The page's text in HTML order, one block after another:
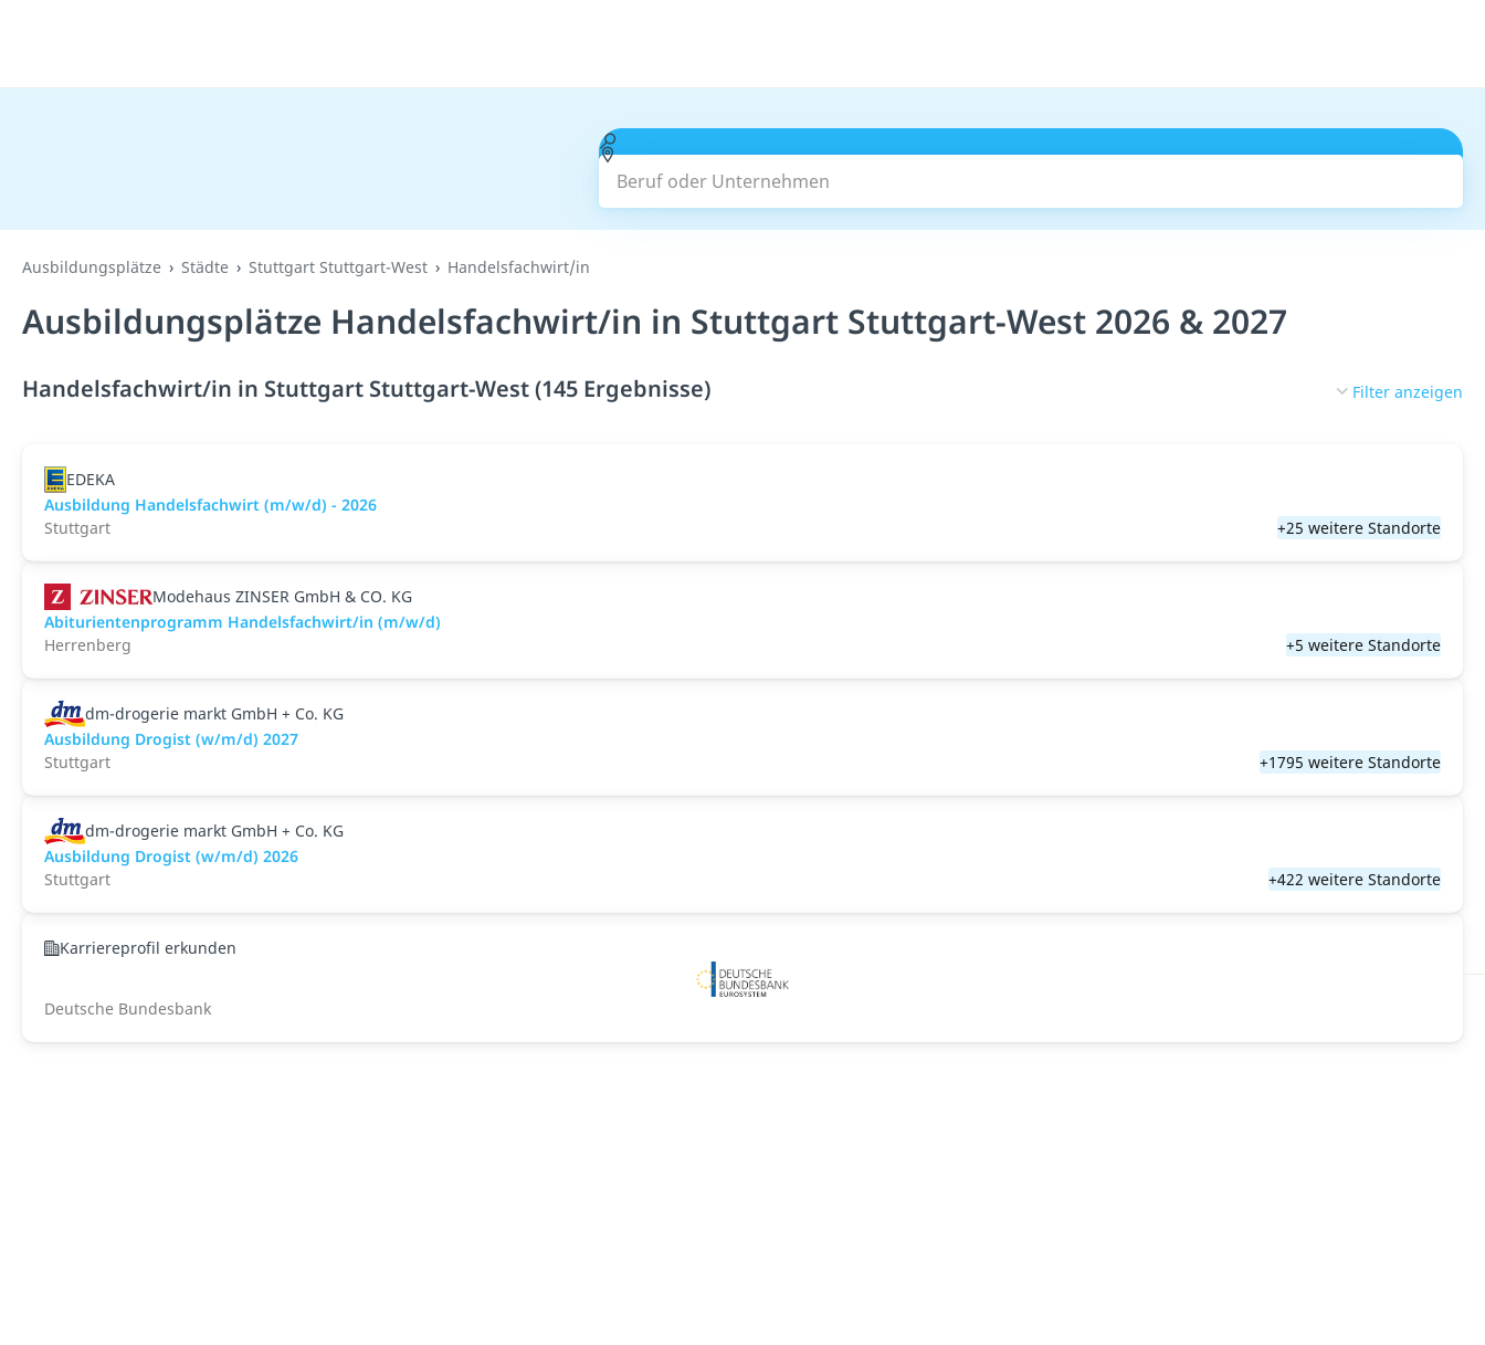
Beruf oder Unternehmen
Ausbildungsplätze Städte Stuttgart Stuttgart-West Handelsfachwirt/in
Ausbildungsplätze Handelsfachwirt/in in Stuttgart Stuttgart-West 2026 & 2027
Handelsfachwirt/in in Stuttgart Stuttgart-West (145 Ergebnisse) Filter anzeigen
EDEKA
Ausbildung Handelsfachwirt (m/w/d) - 2026
Stuttgart
+25 weitere Standorte
Modehaus ZINSER GmbH & CO. KG
Abiturientenprogramm Handelsfachwirt/in (m/w/d)
Herrenberg
+5 weitere Standorte
dm-drogerie markt GmbH + Co. KG
Ausbildung Drogist (w/m/d) 2027
Stuttgart
+1795 weitere Standorte
dm-drogerie markt GmbH + Co. KG
Ausbildung Drogist (w/m/d) 2026
Stuttgart
+422 weitere Standorte
Karriereprofil erkunden
Deutsche Bundesbank